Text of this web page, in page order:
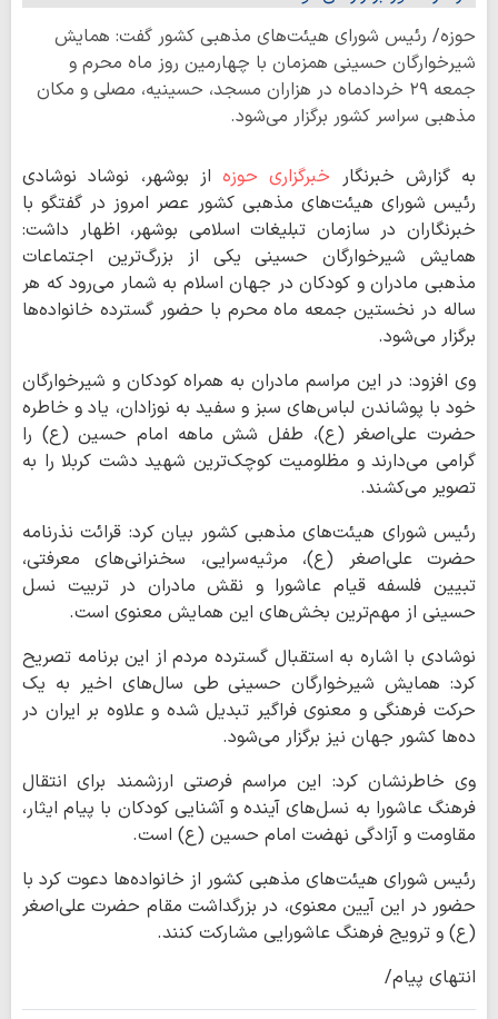
حوزه/ رئیس شورای هیئت‌های مذهبی کشور گفت: همایش
شیرخوارگان حسینی همزمان با چهارمین روز ماه محرم و
جمعه ۲۹ خردادماه در هزاران مسجد، حسینیه، مصلی و مکان
مذهبی سراسر کشور برگزار می‌شود.
به گزارش خبرنگار خبرگزاری حوزه از بوشهر، نوشاد نوشادی
رئیس شورای هیئت‌های مذهبی کشور عصر امروز در گفتگو با
خبرنگاران در سازمان تبلیغات اسلامی بوشهر، اظهار داشت:
همایش شیرخوارگان حسینی یکی از بزرگ‌ترین اجتماعات
مذهبی مادران و کودکان در جهان اسلام به شمار می‌رود که هر
ساله در نخستین جمعه ماه محرم با حضور گسترده خانواده‌ها
برگزار می‌شود.
وی افزود: در این مراسم مادران به همراه کودکان و شیرخوارگان
خود با پوشاندن لباس‌های سبز و سفید به نوزادان، یاد و خاطره
حضرت علی‌اصغر (ع)، طفل شش ماهه امام حسین (ع) را
گرامی می‌دارند و مظلومیت کوچک‌ترین شهید دشت کربلا را به
تصویر می‌کشند.
رئیس شورای هیئت‌های مذهبی کشور بیان کرد: قرائت نذرنامه
حضرت علی‌اصغر (ع)، مرثیه‌سرایی، سخنرانی‌های معرفتی،
تبیین فلسفه قیام عاشورا و نقش مادران در تربیت نسل
حسینی از مهم‌ترین بخش‌های این همایش معنوی است.
نوشادی با اشاره به استقبال گسترده مردم از این برنامه تصریح
کرد: همایش شیرخوارگان حسینی طی سال‌های اخیر به یک
حرکت فرهنگی و معنوی فراگیر تبدیل شده و علاوه بر ایران در
ده‌ها کشور جهان نیز برگزار می‌شود.
وی خاطرنشان کرد: این مراسم فرصتی ارزشمند برای انتقال
فرهنگ عاشورا به نسل‌های آینده و آشنایی کودکان با پیام ایثار،
مقاومت و آزادگی نهضت امام حسین (ع) است.
رئیس شورای هیئت‌های مذهبی کشور از خانواده‌ها دعوت کرد با
حضور در این آیین معنوی، در بزرگداشت مقام حضرت علی‌اصغر
(ع) و ترویج فرهنگ عاشورایی مشارکت کنند.
انتهای پیام/